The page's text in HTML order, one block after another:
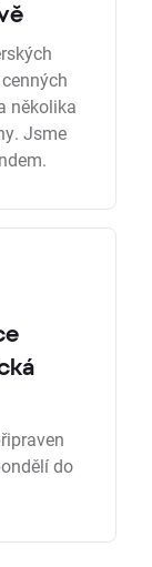
několika
Jsme
do